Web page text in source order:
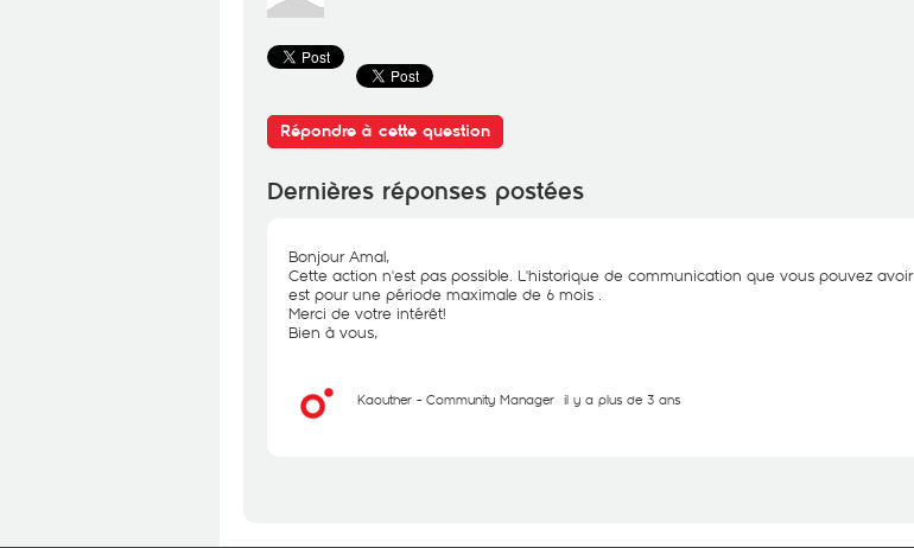
Répondre à cette question
Dernières réponses postées
Bonjour Amal,
Cette action n'est pas possible. L'historique de communication que vous pouvez avoir
est pour une période maximale de 6 mois .
Merci de votre intérêt!
Bien à vous,
Kaouther - Community Manager il y a plus de 3 ans